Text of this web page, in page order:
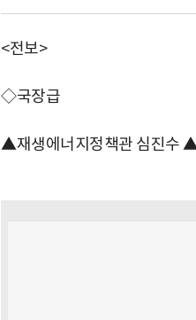
<전보>
◇국장급
▲재생에너지정책관 심진수